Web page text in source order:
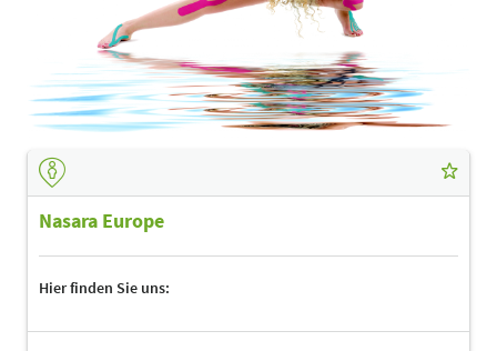
Nasara Europe
Hier finden Sie uns: